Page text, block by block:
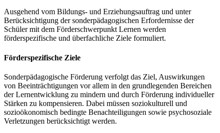
Ausgehend vom Bildungs- und Erziehungsauftrag und unter
Berücksichtigung der sonderpädagogischen Erfordernisse der
Schüler mit dem Förderschwerpunkt Lernen werden
förderspezifische und überfachliche Ziele formuliert.
Förderspezifische Ziele
Sonderpädagogische Förderung verfolgt das Ziel, Auswirkungen
von Beeinträchtigungen vor allem in den grundlegenden Bereichen
der Lernentwicklung zu mindern und durch Förderung individueller
Stärken zu kompensieren. Dabei müssen soziokulturell und
sozioökonomisch bedingte Benachteiligungen sowie psychosoziale
Verletzungen berücksichtigt werden.